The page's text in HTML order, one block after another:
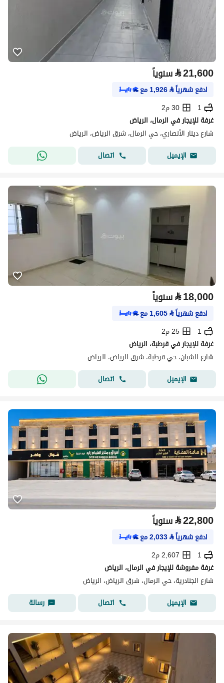
⃁21,600 سنوياً
ادفع شهرياً⃁
1,926مع
1
30 م2
غرفة للإيجار في الرمال، الرياض
شارع دينار الأنصاري، حي الرمال، شرق الرياض، الرياض
الإيميل
اتصال
⃁18,000 سنوياً
ادفع شهرياً⃁
1,605مع
1
25 م2
غرفة للإيجار في قرطبة، الرياض
شارع الشبان، حي قرطبة، شرق الرياض، الرياض
الإيميل
اتصال
⃁22,800 سنوياً
ادفع شهرياً⃁
2,033مع
1
2,607 م2
غرفة مفروشة للإيجار في الرمال، الرياض
شارع الجنادرية، حي الرمال، شرق الرياض، الرياض
الإيميل
اتصال رسالة